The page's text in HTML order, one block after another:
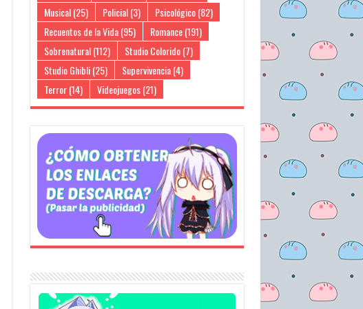
Musical(25) Policial(3) Psicológico(82)
Recuentos de la Vida(95) Romance(191)
Sobrenatural(112) Studio Colorido(7)
Studio Ghibli(25) Supervivencia(4)
Terror(14) Videojuegos(21)